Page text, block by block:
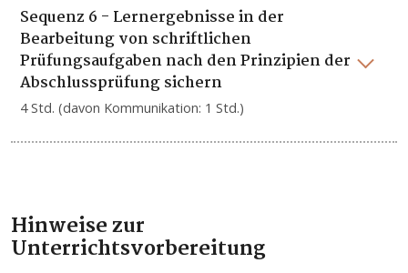
Sequenz 6 - Lernergebnisse in der
Bearbeitung von schriftlichen
Prüfungsaufgaben nach den Prinzipien der
Abschlussprüfung sichern
4 Std. (davon Kommunikation: 1 Std.)
Hinweise zur
Unterrichtsvorbereitung